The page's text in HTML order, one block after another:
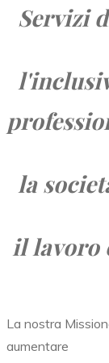
Servizi
la
il lavoro
La nostra
aumentare